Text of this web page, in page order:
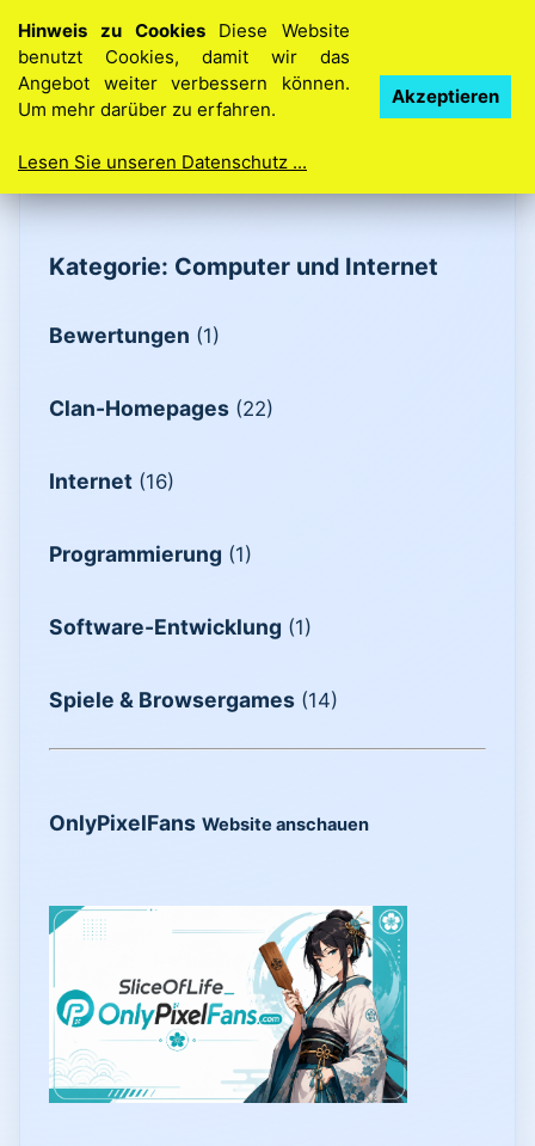
Ihre Idee. Ihre Homepage. So einfach geht’s
Kategorie: Computer und Internet
Bewertungen (1)
Clan-Homepages (22)
Internet (16)
Programmierung (1)
Software-Entwicklung (1)
Spiele & Browsergames (14)
OnlyPixelFans Website anschauen
Hinweis zu CookiesDiese Website
benutzt Cookies, damit wir das
Angebot weiter verbessern können.
Um mehr darüber zu erfahren.
Lesen Sie unseren Datenschutz ...
Akzeptieren